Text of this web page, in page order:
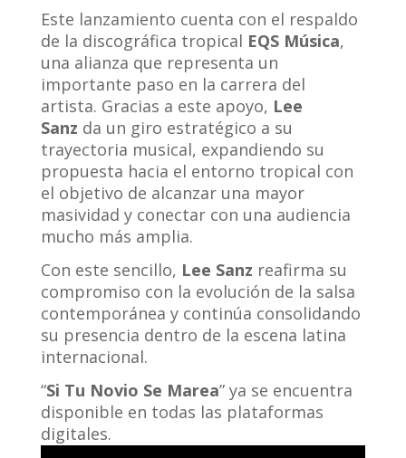
Este lanzamiento cuenta con el respaldo
de la discográfica tropical EQS Música,
una alianza que representa un
importante paso en la carrera del
artista. Gracias a este apoyo, Lee
Sanz da un giro estratégico a su
trayectoria musical, expandiendo su
propuesta hacia el entorno tropical con
el objetivo de alcanzar una mayor
masividad y conectar con una audiencia
mucho más amplia.
Con este sencillo, Lee Sanz reafirma su
compromiso con la evolución de la salsa
contemporánea y continúa consolidando
su presencia dentro de la escena latina
internacional.
“Si Tu Novio Se Marea” ya se encuentra
disponible en todas las plataformas
digitales.